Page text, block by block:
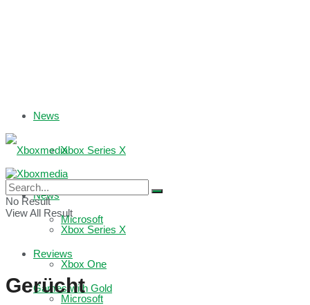
News
Xbox Series X
Microsoft
Reviews
Games with Gold
News
Xbox Series X
Xbox One
Microsoft
No Result
View All Result
Gerücht